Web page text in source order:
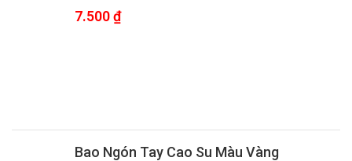
7.500₫
Bao Ngón Tay Cao Su Màu Vàng